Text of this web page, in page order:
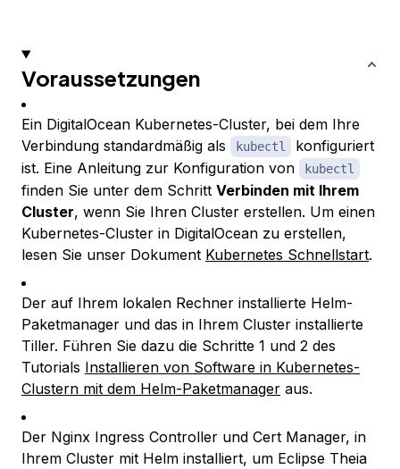
Voraussetzungen
Ein DigitalOcean Kubernetes-Cluster, bei dem Ihre
Verbindung standardmäßig als
kubectl
konfiguriert
ist. Eine Anleitung zur Konfiguration von
kubectl
finden Sie unter dem Schritt Verbinden mit Ihrem
Cluster, wenn Sie Ihren Cluster erstellen. Um einen
Kubernetes-Cluster in DigitalOcean zu erstellen,
lesen Sie unser Dokument Kubernetes Schnellstart.
Der auf Ihrem lokalen Rechner installierte Helm-
Paketmanager und das in Ihrem Cluster installierte
Tiller. Führen Sie dazu die Schritte 1 und 2 des
Tutorials Installieren von Software in Kubernetes-
Clustern mit dem Helm-Paketmanager aus.
Der Nginx Ingress Controller und Cert Manager, in
Ihrem Cluster mit Helm installiert, um Eclipse Theia